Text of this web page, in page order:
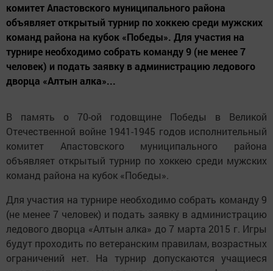
комитет Апастовского муниципального района
объявляет открытый турнир по хоккею среди мужских
команд района на кубок «Победы». Для участия на
турнире необходимо собрать команду 9 (не менее 7
человек) и подать заявку в администрацию ледового
дворца «Алтын алка»...
В память о 70-ой годовщине Победы в Великой
Отечественной войне 1941-1945 годов исполнительный
комитет Апастовского муниципального района
объявляет открытый турнир по хоккею среди мужских
команд района на кубок «Победы».
Для участия на турнире необходимо собрать команду 9
(не менее 7 человек) и подать заявку в администрацию
ледового дворца «Алтын алка» до 7 марта 2015 г. Игры
будут проходить по ветеранским правилам, возрастных
ограничений нет. На турнир допускаются учащиеся